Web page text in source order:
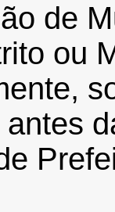
de
ou